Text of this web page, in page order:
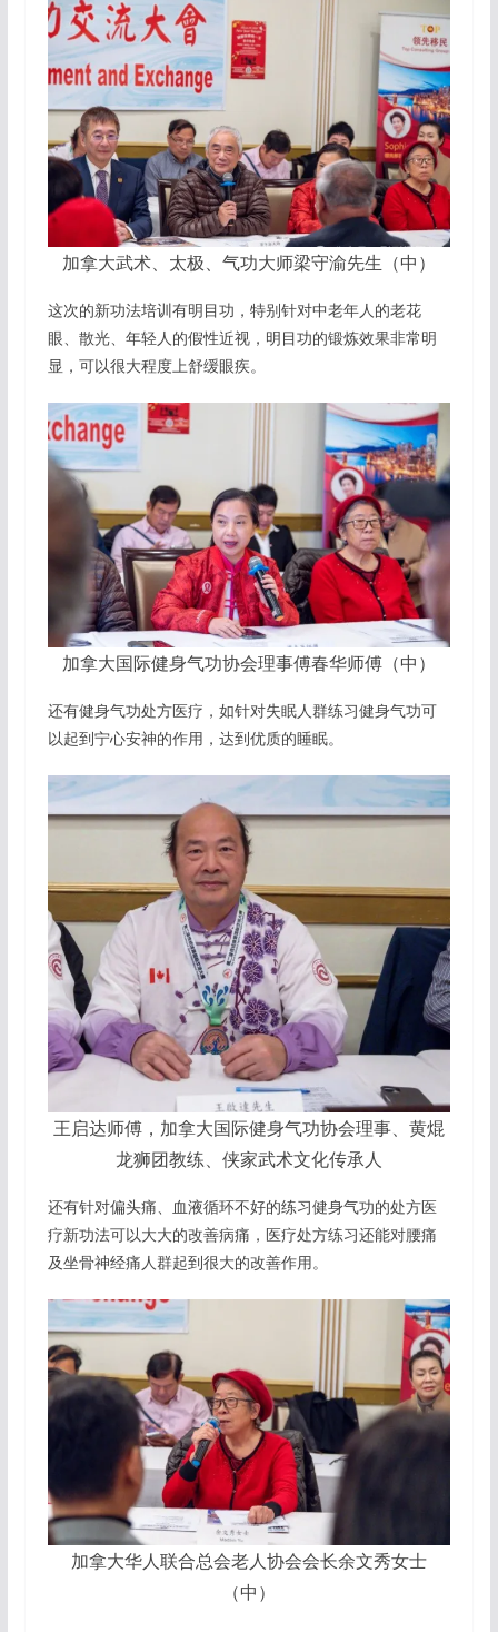
加拿大武术、太极、气功大师梁守渝先生（中）
这次的新功法培训有明目功，特别针对中老年人的老花
眼、散光、年轻人的假性近视，明目功的锻炼效果非常明
显，可以很大程度上舒缓眼疾。
加拿大国际健身气功协会理事傅春华师傅（中）
还有健身气功处方医疗，如针对失眠人群练习健身气功可
以起到宁心安神的作用，达到优质的睡眠。
王启达师傅，加拿大国际健身气功协会理事、黄焜
龙狮团教练、侠家武术文化传承人
还有针对偏头痛、血液循环不好的练习健身气功的处方医
疗新功法可以大大的改善病痛，医疗处方练习还能对腰痛
及坐骨神经痛人群起到很大的改善作用。
加拿大华人联合总会老人协会会长余文秀女士
（中）